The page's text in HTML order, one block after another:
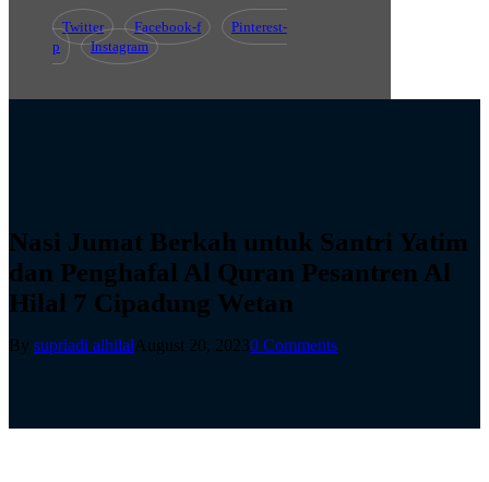
Twitter Facebook-f
Pinterest-
p
Instagram
Nasi Jumat Berkah untuk Santri Yatim
dan Penghafal Al Quran Pesantren Al
Hilal 7 Cipadung Wetan
By supriadi alhilalAugust 20, 20230 Comments